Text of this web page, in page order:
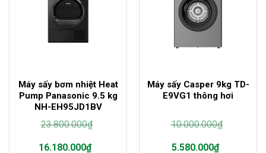
Máy sấy bơm nhiệt Heat
Pump Panasonic 9.5 kg
NH-EH95JD1BV
23.800.000₫
16.180.000₫
Máy sấy Casper 9kg TD-
E9VG1 thông hơi
10.000.000₫
5.580.000₫